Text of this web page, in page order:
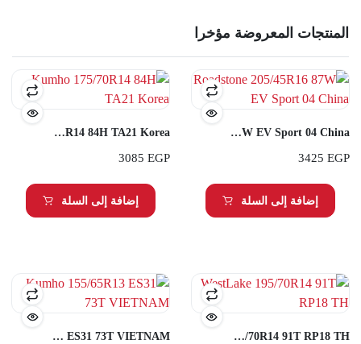
المنتجات المعروضة مؤخرا
Roadstone 205/45R16 87W EV Sport 04 China
3425 EGP
إضافة إلى السلة
Kumho 175/70R14 84H TA21 Korea
3085EGP
إضافة إلى السلة
WestLake 195/70R14 91T RP18 TH
Kumho 155/65R13 ES31 73T VIETNAM